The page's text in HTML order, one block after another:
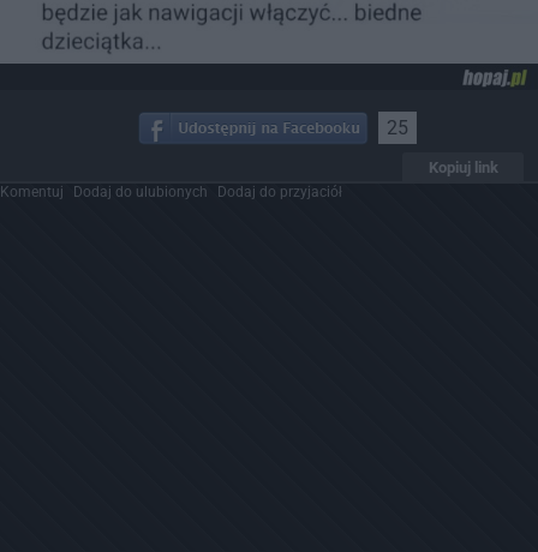
25
Kopiuj link
Komentuj Dodaj do ulubionych Dodaj do przyjaciół